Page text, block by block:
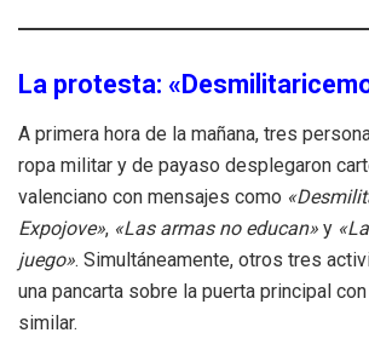
La protesta:
A primera hora de la mañana, tres
ropa militar y de payaso desplegaron
valenciano con mensajes como
Expojove», «Las armas no educan» y
juego». Simultáneamente, otros tres
una pancarta sobre la puerta principal
similar.